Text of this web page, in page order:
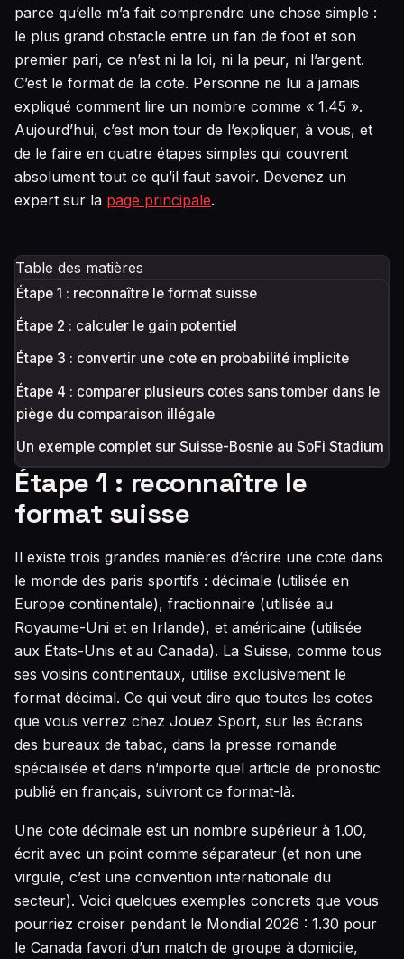
parce qu’elle m’a fait comprendre une chose simple :
le plus grand obstacle entre un fan de foot et son
premier pari, ce n’est ni la loi, ni la peur, ni l’argent.
C’est le format de la cote. Personne ne lui a jamais
expliqué comment lire un nombre comme « 1.45 ».
Aujourd’hui, c’est mon tour de l’expliquer, à vous, et
de le faire en quatre étapes simples qui couvrent
absolument tout ce qu’il faut savoir. Devenez un
expert sur la page principale.
Table des matières
Étape 1 : reconnaître le format suisse
Étape 2 : calculer le gain potentiel
Étape 3 : convertir une cote en probabilité implicite
Étape 4 : comparer plusieurs cotes sans tomber dans le
piège du comparaison illégale
Un exemple complet sur Suisse-Bosnie au SoFi Stadium
Étape 1 : reconnaître le
format suisse
Il existe trois grandes manières d’écrire une cote dans
le monde des paris sportifs : décimale (utilisée en
Europe continentale), fractionnaire (utilisée au
Royaume-Uni et en Irlande), et américaine (utilisée
aux États-Unis et au Canada). La Suisse, comme tous
ses voisins continentaux, utilise exclusivement le
format décimal. Ce qui veut dire que toutes les cotes
que vous verrez chez Jouez Sport, sur les écrans
des bureaux de tabac, dans la presse romande
spécialisée et dans n’importe quel article de pronostic
publié en français, suivront ce format-là.
Une cote décimale est un nombre supérieur à 1.00,
écrit avec un point comme séparateur (et non une
virgule, c’est une convention internationale du
secteur). Voici quelques exemples concrets que vous
pourriez croiser pendant le Mondial 2026 : 1.30 pour
le Canada favori d’un match de groupe à domicile,